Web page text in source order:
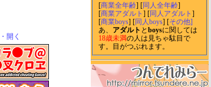
[商業全年齢 ] [同人全年齢]
[商業アダルト ] [同人アダルト ]
[商業boys] [同人boys ] [その他]
あ、 アダルト とboysに関しては
18歳未満の人は見ちゃ駄目で
す。目がつぶれます。
開く